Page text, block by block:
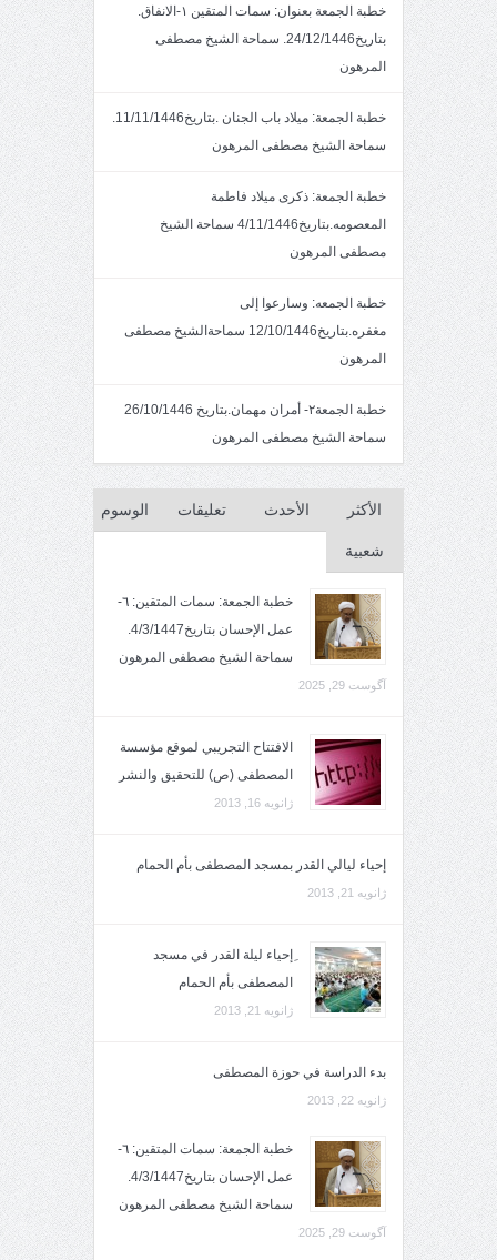
خطبة الجمعة بعنوان: سمات المتقين ١-الانفاق.
بتاريخ24/12/1446. سماحة الشيخ مصطفى
المرهون
خطبة الجمعة: ميلاد باب الجنان .بتاريخ11/11/1446.
سماحة الشيخ مصطفى المرهون
خطبة الجمعة: ذكرى ميلاد فاطمة
المعصومه.بتاريخ4/11/1446 سماحة الشيخ
مصطفى المرهون
خطبة الجمعه: وسارعوا إلى
مغفره.بتاريخ12/10/1446 سماحةالشيخ مصطفى
المرهون
خطبة الجمعة٢- أمران مهمان.بتاريخ 26/10/1446
سماحة الشيخ مصطفى المرهون
الأكثر
شعبية
الأحدث تعليقات الوسوم
خطبة الجمعة: سمات المتقين: ٦-
عمل الإحسان بتاريخ4/3/1447.
سماحة الشيخ مصطفى المرهون
آگوست 29, 2025
الافتتاح التجريبي لموقع مؤسسة
المصطفى (ص) للتحقيق والنشر
ژانویه 16, 2013
إحياء ليالي القدر بمسجد المصطفى بأم الحمام
ژانویه 21, 2013
ِإحياء ليلة القدر في مسجد
المصطفى بأم الحمام
ژانویه 21, 2013
بدء الدراسة في حوزة المصطفى
ژانویه 22, 2013
خطبة الجمعة: سمات المتقين: ٦-
عمل الإحسان بتاريخ4/3/1447.
سماحة الشيخ مصطفى المرهون
آگوست 29, 2025